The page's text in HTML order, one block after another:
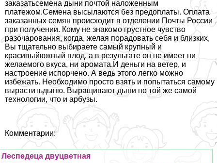
заказатьсемена дыни почтой наложенным
платежом.Семена высылаются без предоплаты. Оплата
заказанных семян происходит в отделении Почты России
при получении. Кому не знакомо грустное чувство
разочарования, когда, желая порадовать себя и близких,
Вы тщательно выбираете самый крупный и
красивыйюжный плод, а в результате он не имеет ни
желаемого вкуса, ни аромата.И деньги на ветер, и
настроение испорчено. А ведь этого легко можно
избежать. Необходимо просто взять и попытаться самому
выраститьдыню. Выращивают дыни по той же самой
технологии, что и арбузы.
Комментарии:
Леспедеца двуцветная